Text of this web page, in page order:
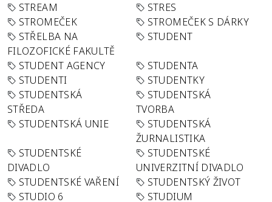
STREAM
STRES
STROMEČEK
STROMEČEK S DÁRKY
STŘELBA NA
FILOZOFICKÉ FAKULTĚ
STUDENT
STUDENT AGENCY
STUDENTA
STUDENTI
STUDENTKY
STUDENTSKÁ
STŘEDA
STUDENTSKÁ
TVORBA
STUDENTSKÁ UNIE
STUDENTSKÁ
ŽURNALISTIKA
STUDENTSKÉ
DIVADLO
STUDENTSKÉ
UNIVERZITNÍ DIVADLO
STUDENTSKÉ VAŘENÍ
STUDENTSKÝ ŽIVOT
STUDIO 6
STUDIUM